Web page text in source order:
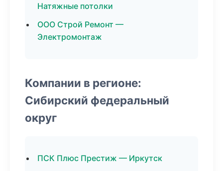
Натяжные потолки
ООО Строй Ремонт —
Электромонтаж
Компании в регионе:
Сибирский федеральный
округ
ПСК Плюс Престиж — Иркутск